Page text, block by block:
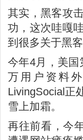
其实，黑客攻
功，这次哇嘎
到很多关于黑
今年4月，美国
万用户资料
LivingSocial正
雪上加霜。
再往前看，今